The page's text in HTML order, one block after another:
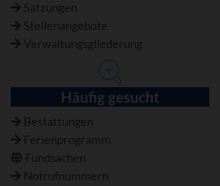
Satzungen
Stellenangebote
Verwaltungsgliederung
Häufig gesucht
Bestattungen
Ferienprogramm
Fundsachen
Notrufnummern